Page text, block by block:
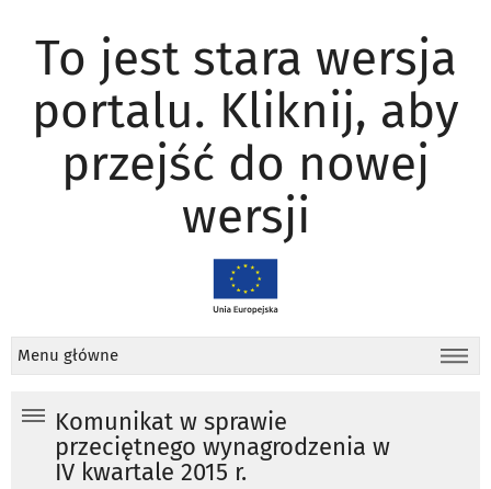
To jest stara wersja
portalu. Kliknij, aby
przejść do nowej
wersji
Menu główne
Komunikat w sprawie
przeciętnego wynagrodzenia w
IV kwartale 2015 r.